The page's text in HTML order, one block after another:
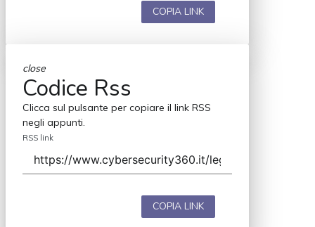
COPIA LINK
close
Codice Rss
Clicca sul pulsante per copiare il link RSS
negli appunti.
RSS link
COPIA LINK